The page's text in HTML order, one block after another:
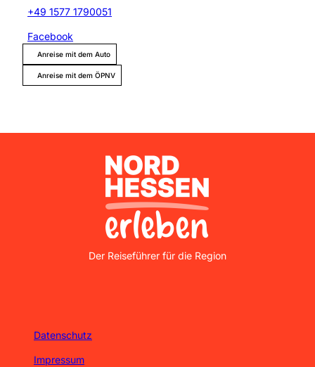
+49 1577 1790051
Facebook
Anreise mit dem Auto
Anreise mit dem ÖPNV
Nordhessen Erleben
Der Reiseführer für die Region
Datenschutz
Impressum